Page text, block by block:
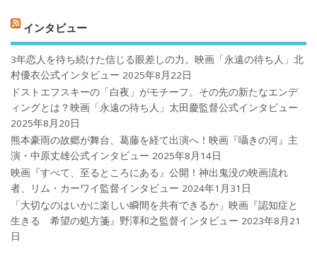
インタビュー
3年恋人を待ち続けた信じる眼差しの力。映画「永遠の待ち人」北
村優衣公式インタビュー 2025年8月22日
ドストエフスキーの「白夜」がモチーフ。その先の新たなエンデ
ィングとは？映画「永遠の待ち人」太田慶監督公式インタビュー
2025年8月20日
熊本豪雨の故郷が舞台、葛藤を経て出演へ！映画『囁きの河』主
演・中原丈雄公式インタビュー 2025年8月14日
映画『すべて、至るところにある』公開！神出鬼没の映画流れ
者、リム・カーワイ監督インタビュー 2024年1月31日
「大切なのはいかに楽しい瞬間を共有できるか」映画『認知症と
生きる 希望の処方箋』野澤和之監督インタビュー 2023年8月21
日